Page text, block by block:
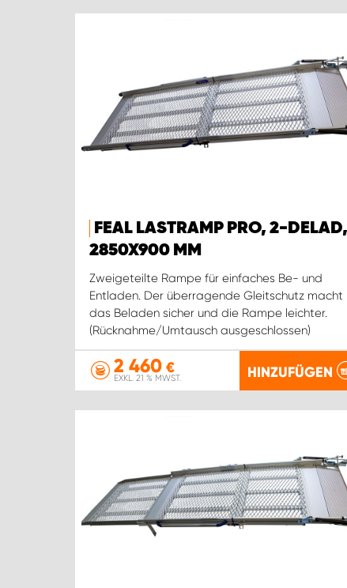
FEAL LASTRAMP PRO, 2-DELAD,
2850X900 MM
Zweigeteilte Rampe für einfaches Be- und
Entladen. Der überragende Gleitschutz macht
das Beladen sicher und die Rampe leichter.
(Rücknahme/Umtausch ausgeschlossen)
2 460 €
EXKL. 21 % MWST. HINZUFÜGEN